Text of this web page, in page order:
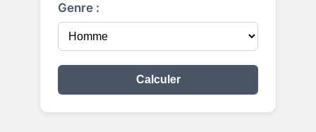
Genre :
Calculer